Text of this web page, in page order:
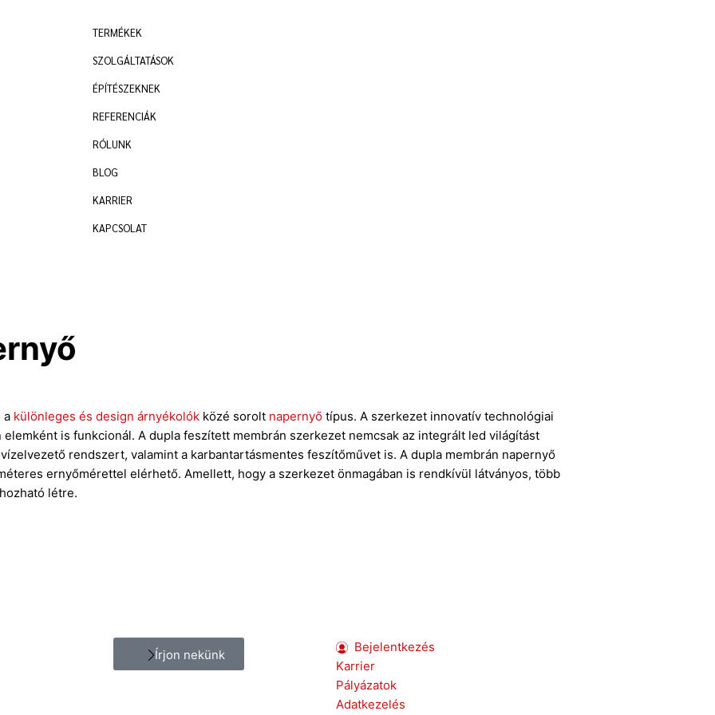
TERMÉKEK
SZOLGÁLTATÁSOK
ÉPÍTÉSZEKNEK
REFERENCIÁK
RÓLUNK
BLOG
KARRIER
KAPCSOLAT
a különleges és design árnyékolókközé sorolt napernyőtípus. A szerkezet innovatív technológiai
is funkcionál. A dupla feszített membrán szerkezet nemcsak az integrált led világítást
rendszert, valamint a karbantartásmentes feszítőművet is. A dupla membrán napernyő
ernyőmérettel elérhető. Amellett, hogy a szerkezet önmagában is rendkívül látványos, több
létre.
Írjon nekünk
Bejelentkezés
Karrier
Pályázatok
Adatkezelés